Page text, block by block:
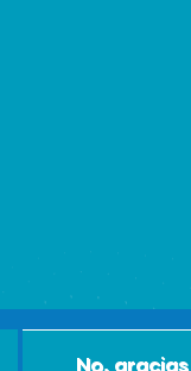
No, gracias